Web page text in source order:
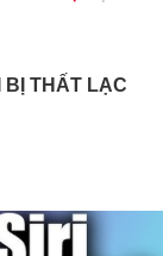
BỊ THẤT LẠC